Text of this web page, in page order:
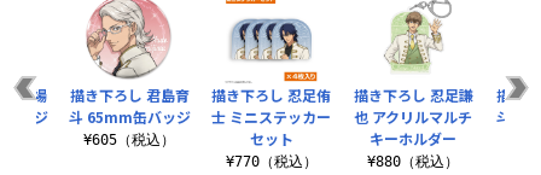
描き下ろし 忍足侑
士 ミニステッカー
セット
¥770（税込）
描き下ろし 忍足謙
也 アクリルマルチ
キーホルダー
¥880（税込）
描き
斗 ミ
古場
ッジ
描き下ろし 君島育
斗 65mm缶バッジ
¥605（税込）